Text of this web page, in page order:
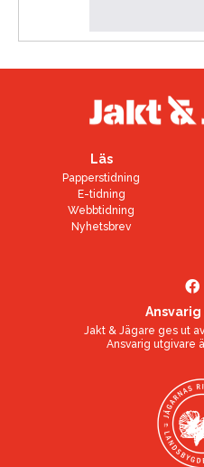
Läs
Papperstidning
E-tidning
Webbtidning
Nyhetsbrev
Jakt & Jägare ges ut av
Ansvarig utgivare